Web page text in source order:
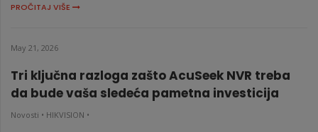
PROČITAJ VIŠE
May 21, 2026
Tri ključna razloga zašto AcuSeek NVR treba
da bude vaša sledeća pametna investicija
Novosti • HIKVISION •